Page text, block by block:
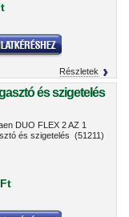
Részletek
és szigetelés
DUO FLEX 2 AZ 1
és szigetelés (51211)